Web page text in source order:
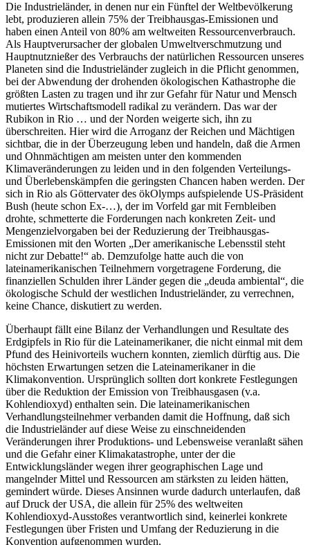
Die Industrieländer, in denen nur ein Fünftel der Weltbevölkerung
lebt, produzieren allein 75% der Treibhausgas-Emissionen und
haben einen Anteil von 80% am weltweiten Ressourcenverbrauch.
Als Hauptverursacher der globalen Umweltverschmutzung und
Hauptnutznießer des Verbrauchs der natürlichen Ressourcen unseres
Planeten sind die Industrieländer zugleich in die Pflicht genommen,
bei der Abwendung der drohenden ökologischen Kathastrophe die
größten Lasten zu tragen und ihr zur Gefahr für Natur und Mensch
mutiertes Wirtschaftsmodell radikal zu verändern. Das war der
Rubikon in Rio … und der Norden weigerte sich, ihn zu
überschreiten. Hier wird die Arroganz der Reichen und Mächtigen
sichtbar, die in der Überzeugung leben und handeln, daß die Armen
und Ohnmächtigen am meisten unter den kommenden
Klimaveränderungen zu leiden und in den folgenden Verteilungs-
und Überlebenskämpfen die geringsten Chancen haben werden. Der
sich in Rio als Göttervater des ökOlymps aufspielende US-Präsident
Bush (heute schon Ex-…), der im Vorfeld gar mit Fernbleiben
drohte, schmetterte die Forderungen nach konkreten Zeit- und
Mengenzielvorgaben bei der Reduzierung der Treibhausgas-
Emissionen mit den Worten „Der amerikanische Lebensstil steht
nicht zur Debatte!“ ab. Demzufolge hatte auch die von
lateinamerikanischen Teilnehmern vorgetragene Forderung, die
finanziellen Schulden ihrer Länder gegen die „deuda ambiental“, die
ökologische Schuld der westlichen Industrieländer, zu verrechnen,
keine Chance, diskutiert zu werden.
Überhaupt fällt eine Bilanz der Verhandlungen und Resultate des
Erdgipfels in Rio für die Lateinamerikaner, die nicht einmal mit dem
Pfund des Heinivorteils wuchern konnten, ziemlich dürftig aus. Die
höchsten Erwartungen setzen die Lateinamerikaner in die
Klimakonvention. Ursprünglich sollten dort konkrete Festlegungen
über die Reduktion der Emission von Treibhausgasen (v.a.
Kohlendioxyd) enthalten sein. Die lateinamerikanischen
Verhandlungsteilnehmer verbanden damit die Hoffnung, daß sich
die Industrieländer auf diese Weise zu einschneidenden
Veränderungen ihrer Produktions- und Lebensweise veranlaßt sähen
und die Gefahr einer Klimakatastrophe, unter der die
Entwicklungsländer wegen ihrer geographischen Lage und
mangelnder Mittel und Ressourcen am stärksten zu leiden hätten,
gemindert würde. Dieses Ansinnen wurde dadurch unterlaufen, daß
auf Druck der USA, die allein für 25% des weltweiten
Kohlendioxyd-Ausstoßes verantwortlich sind, keinerlei konkrete
Festlegungen über Fristen und Umfang der Reduzierung in die
Konvention aufgenommen wurden.